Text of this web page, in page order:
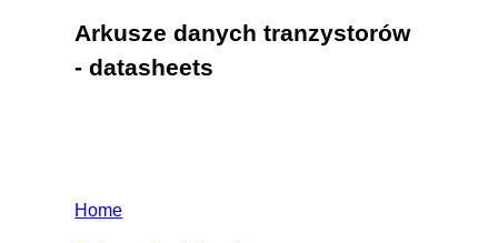
Arkusze danych tranzystorów
- datasheets
Home